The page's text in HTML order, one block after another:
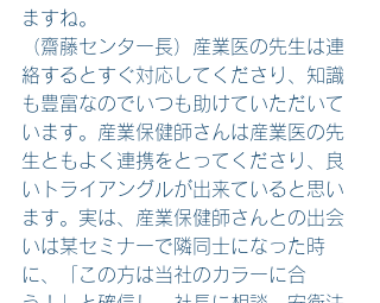
ますね。
（齋藤センター長）産業医の先生は連
絡するとすぐ対応してくださり、知識
も豊富なのでいつも助けていただいて
います。産業保健師さんは産業医の先
生ともよく連携をとってくださり、良
いトライアングルが出来ていると思い
ます。実は、産業保健師さんとの出会
いは某セミナーで隣同士になった時
に、「この方は当社のカラーに合